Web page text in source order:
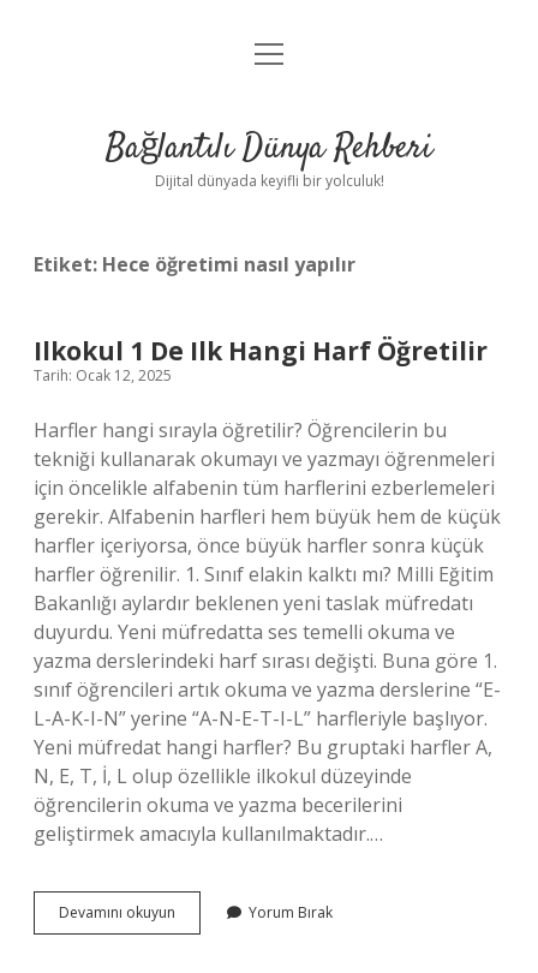
Anasayfa
Yasal Uyarı
menüyü
Bağlantılı Dünya Rehberi
Dijital dünyada keyifli bir yolculuk!
Etiket: Hece öğretimi nasıl yapılır
Ilkokul 1 De Ilk Hangi Harf Öğretilir
Tarih: Ocak 12, 2025
Harfler hangi sırayla öğretilir? Öğrencilerin bu
tekniği kullanarak okumayı ve yazmayı öğrenmeleri
için öncelikle alfabenin tüm harflerini ezberlemeleri
gerekir. Alfabenin harfleri hem büyük hem de küçük
harfler içeriyorsa, önce büyük harfler sonra küçük
harfler öğrenilir. 1. Sınıf elakin kalktı mı? Milli Eğitim
Bakanlığı aylardır beklenen yeni taslak müfredatı
duyurdu. Yeni müfredatta ses temelli okuma ve
yazma derslerindeki harf sırası değişti. Buna göre 1.
sınıf öğrencileri artık okuma ve yazma derslerine “E-
L-A-K-I-N” yerine “A-N-E-T-I-L” harfleriyle başlıyor.
Yeni müfredat hangi harfler? Bu gruptaki harfler A,
N, E, T, İ, L olup özellikle ilkokul düzeyinde
öğrencilerin okuma ve yazma becerilerini
geliştirmek amacıyla kullanılmaktadır.…
Devamını okuyun
1
Yorum Bırak